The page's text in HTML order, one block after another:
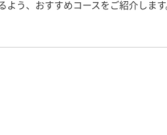
う、おすすめコースをご紹介しま